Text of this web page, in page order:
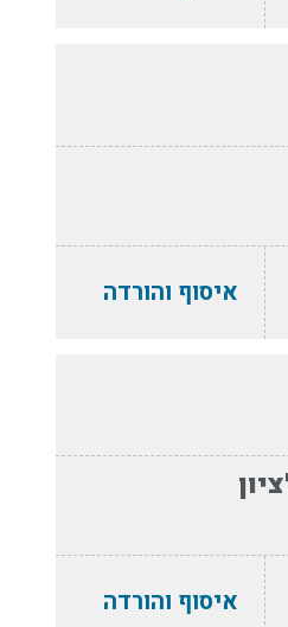
איסוף והורדה
איסוף והורדה